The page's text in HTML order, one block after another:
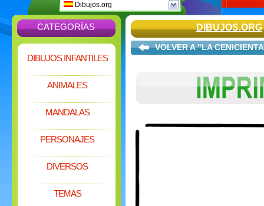
Dibujos.org
CATEGORÍAS
DIBUJOS INFANTILES
ANIMALES
MANDALAS
PERSONAJES
DIVERSOS
TEMAS
DIBUJOS.ORG
VOLVER A "LA